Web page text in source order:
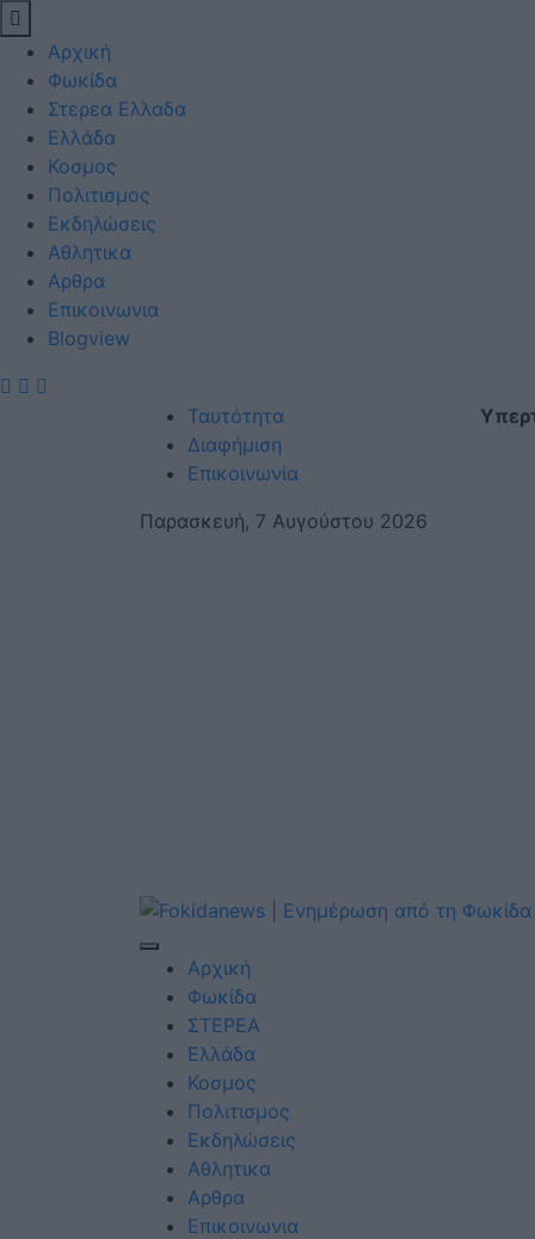
Αρχική
Φωκίδα
Στερεα Ελλαδα
Ελλάδα
Κοσμος
Πολιτισμος
Εκδηλώσεις
Αθλητικα
Αρθρα
Eπικοινωνια
Blogview
Ταυτότητα
Διαφήμιση
Επικοινωνία
Παρασκευή, 7 Αυγούστου 2026
Αρχική
Φωκίδα
ΣΤΕΡΕΑ
Ελλάδα
Κοσμος
Πολιτισμος
Εκδηλώσεις
Αθλητικα
Αρθρα
Eπικοινωνια